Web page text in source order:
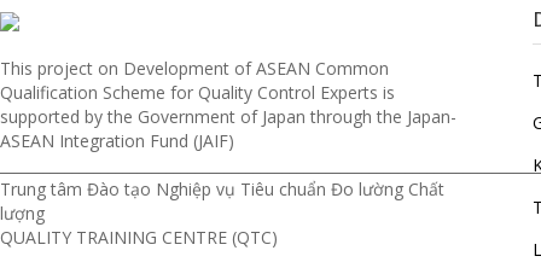
This project on Development of ASEAN Common
Qualification Scheme for Quality Control Experts is
supported by the Government of Japan through the Japan-
ASEAN Integration Fund (JAIF)
Trung tâm Đào tạo Nghiệp vụ Tiêu chuẩn Đo lường Chất
lượng
QUALITY TRAINING CENTRE (QTC)